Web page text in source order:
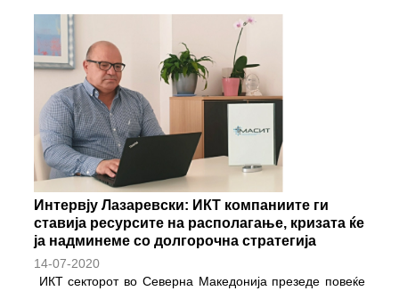
Интервју Лазаревски: ИКТ компаниите ги
ставија ресурсите на располагање, кризата ќе
ја надминеме со долгорочна стратегија
14-07-2020
ИКТ секторот во Северна Македонија презеде повеќе